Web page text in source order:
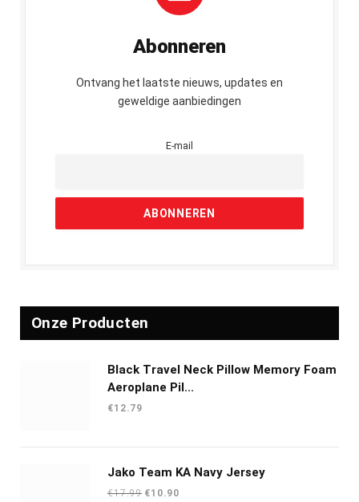
Abonneren
Ontvang het laatste nieuws, updates en
geweldige aanbiedingen
E-mail
Onze Producten
Black Travel Neck Pillow Memory Foam
Aeroplane Pil...
€12.79
Jako Team KA Navy Jersey
€17.99 Oorspronkelijke
€10.90